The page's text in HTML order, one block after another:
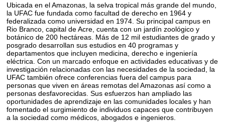
Ubicada en el Amazonas, la selva tropical más grande del mundo,
la UFAC fue fundada como facultad de derecho en 1964 y
federalizada como universidad en 1974. Su principal campus en
Rio Branco, capital de Acre, cuenta con un jardín zoológico y
botánico de 200 hectáreas. Más de 12 mil estudiantes de grado y
posgrado desarrollan sus estudios en 40 programas y
departamentos que incluyen medicina, derecho e ingeniería
eléctrica. Con un marcado enfoque en actividades educativas y de
investigación relacionadas con las necesidades de la sociedad, la
UFAC también ofrece conferencias fuera del campus para
personas que viven en áreas remotas del Amazonas así como a
personas desfavorecidas. Sus esfuerzos han ampliado las
oportunidades de aprendizaje en las comunidades locales y han
fomentado el surgimiento de individuos capaces que contribuyen
a la sociedad como médicos, abogados e ingenieros.